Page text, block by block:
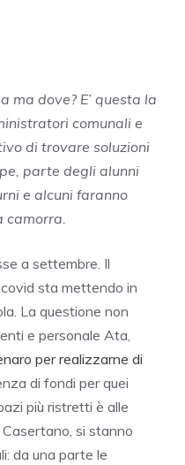
ma dove? E’ questa la
comunali e
di trovare soluzioni
parte degli alunni
e alcuni faranno
camorra.
a settembre. Il
sta mettendo in
La questione non
e personale Ata,
per realizzarne di
di fondi per quei
più ristretti è alle
si stanno
da una parte le